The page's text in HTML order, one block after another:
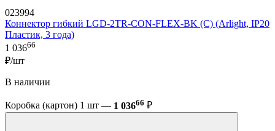
023994
Коннектор гибкий LGD-2TR-CON-FLEX-BK (C) (Arlight, IP20
Пластик, 3 года)
1 03666
₽/шт
В наличии
Коробка (картон) 1 шт — 1 03666 ₽